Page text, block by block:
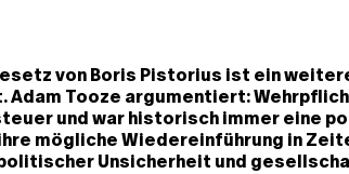
von Boris Pistorius ist ein
Adam Tooze argumentiert:
und war historisch immer eine
mögliche Wiedereinführung in
Unsicherheit und